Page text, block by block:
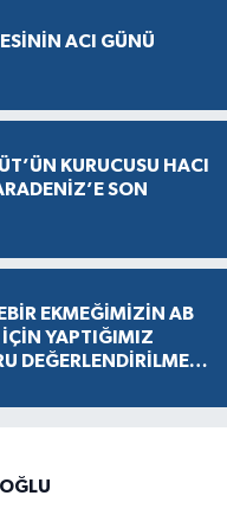
ACI GÜNÜ
KURUCUSU HACI
SON
EKMEĞİMİZİN AB
İÇİN YAPTIĞIMIZ
DEĞERLENDİRİLMEK
BAŞLADI